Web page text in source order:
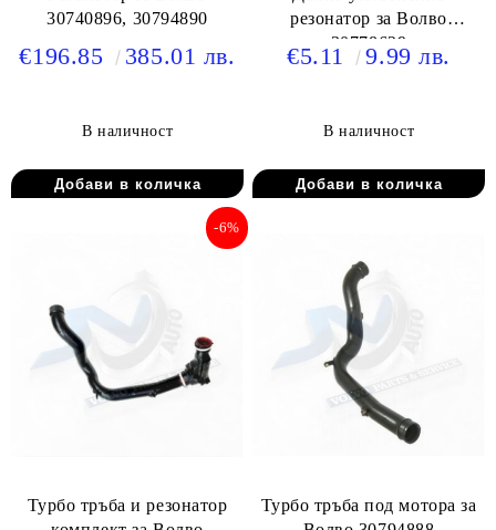
30740896, 30794890
€196.85 385.01 лв.
В наличност
резонатор за Волво
30778629
€5.11 9.99 лв.
В наличност
Турбо тръба и резонатор
-6%
Турбо тръба под мотора за